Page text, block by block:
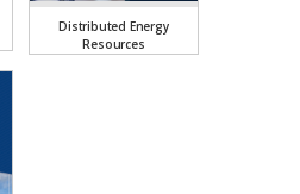
Distributed Energy
Resources